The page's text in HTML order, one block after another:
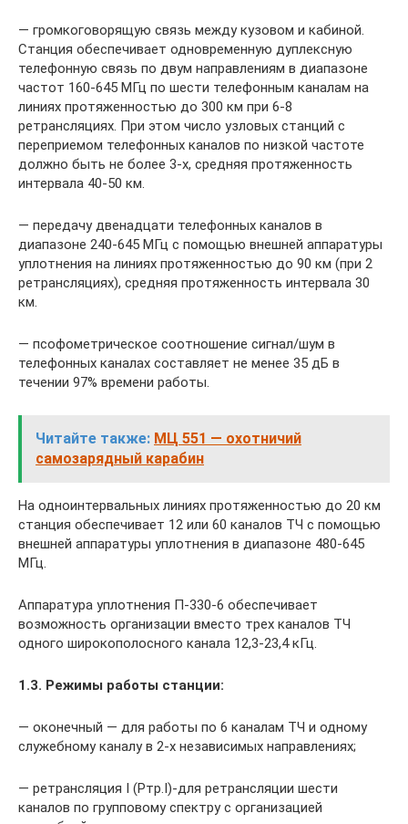
— громкоговорящую связь между кузовом и кабиной.
Станция обеспечивает одновременную дуплексную
телефонную связь по двум направлениям в диапазоне
частот 160-645 МГц по шести телефонным каналам на
линиях протяженностью до 300 км при 6-8
ретрансляциях. При этом число узловых станций с
переприемом телефонных каналов по низкой частоте
должно быть не более 3-х, средняя протяженность
интервала 40-50 км.
— передачу двенадцати телефонных каналов в
диапазоне 240-645 МГц с помощью внешней аппаратуры
уплотнения на линиях протяженностью до 90 км (при 2
ретрансляциях), средняя протяженность интервала 30
км.
— псофометрическое соотношение сигнал/шум в
телефонных каналах составляет не менее 35 дБ в
течении 97% времени работы.
Читайте также: МЦ 551 — охотничий
самозарядный карабин
На одноинтервальных линиях протяженностью до 20 км
станция обеспечивает 12 или 60 каналов ТЧ с помощью
внешней аппаратуры уплотнения в диапазоне 480-645
МГц.
Аппаратура уплотнения П-330-6 обеспечивает
возможность организации вместо трех каналов ТЧ
одного широко­полосного канала 12,3-23,4 кГц.
1.3. Режимы работы станции:
— оконечный — для работы по 6 каналам ТЧ и одному
служебному каналу в 2-х независимых направлениях;
— ретрансляция I (Ртр.I)-для ретрансляции шести
каналов по групповому спектру с организацией